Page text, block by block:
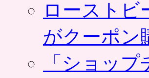
ローストビ
がクーポン
「ショッ